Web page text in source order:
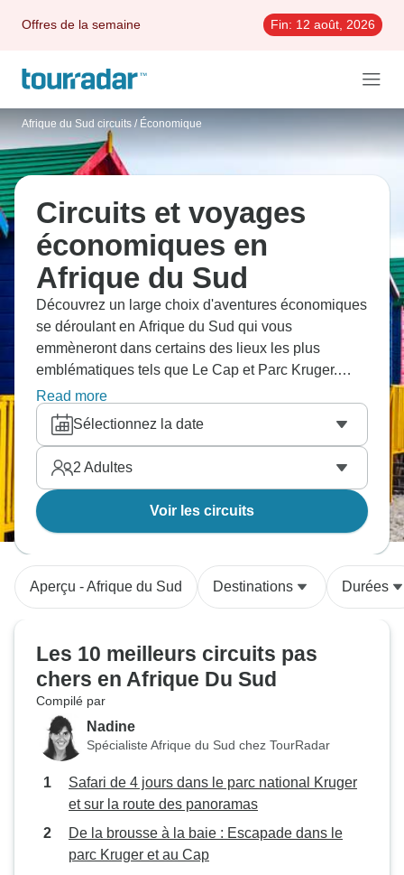
Offres de la semaine Fin: 12 août, 2026
Afrique du Sud circuits / Économique
Circuits et voyages
économiques en
Afrique du Sud
Découvrez un large choix d'aventures économiques
se déroulant en Afrique du Sud qui vous
emmèneront dans certains des lieux les plus
emblématiques tels que Le Cap et Parc Kruger.
Chacun de ces circuits à prix doux vous fera vivre
des experiences incroyables aux meilleurs prix du
marché.
Read more
Sélectionnez la date
2 Adultes
Voir les circuits
Aperçu - Afrique du Sud Destinations Durées
Les 10 meilleurs circuits pas
chers en Afrique Du Sud
Compilé par
Nadine
Spécialiste Afrique du Sud chez TourRadar
Safari de 4 jours dans le parc national Kruger
et sur la route des panoramas
De la brousse à la baie : Escapade dans le
parc Kruger et au Cap